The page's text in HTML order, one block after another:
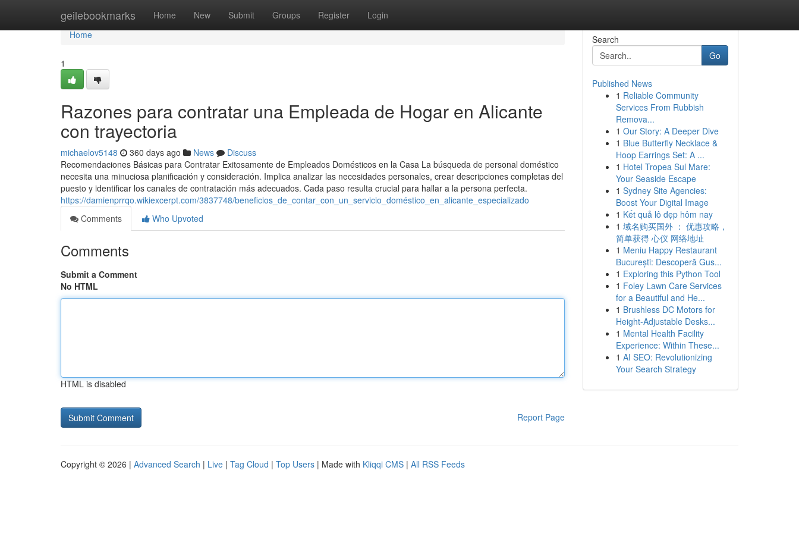
geilebookmarks Home New Submit Groups Register Login
Home
Home
1
Razones para contratar una Empleada de Hogar en Alicante
con trayectoria
michaelov5148 360 days ago News
Discuss
Recomendaciones Básicas para Contratar Exitosamente de Empleados Domésticos en la Casa La búsqueda de personal doméstico
necesita una minuciosa planificación y consideración. Implica analizar las necesidades personales, crear descripciones completas del
puesto y identificar los canales de contratación más adecuados. Cada paso resulta crucial para hallar a la persona perfecta.
https://damienprrqo.wikiexcerpt.com/3837748/beneficios_de_contar_con_un_servicio_doméstico_en_alicante_especializado
Comments
Who Upvoted
Comments
Submit a Comment
No HTML
HTML is disabled
Report Page
Search
Go
Published News
1 Reliable Community
Services From Rubbish
Remova...
1 Our Story: A Deeper Dive
1 Blue Butterfly Necklace &
Hoop Earrings Set: A ...
1 Hotel Tropea Sul Mare:
Your Seaside Escape
1 Sydney Site Agencies:
Boost Your Digital Image
1 Kết quả lô đẹp hôm nay
1 域名购买国外 ： 优惠攻略，
简单获得 心仪 网络地址
1 Meniu Happy Restaurant
București: Descoperă Gus...
1 Exploring this Python Tool
1 Foley Lawn Care Services
for a Beautiful and He...
1 Brushless DC Motors for
Height-Adjustable Desks...
1 Mental Health Facility
Experience: Within These...
1 AI SEO: Revolutionizing
Your Search Strategy
Copyright © 2026 | Advanced Search | Live | Tag Cloud | Top Users | Made with Kliqqi CMS | All RSS Feeds